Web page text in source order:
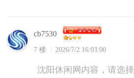
cb7530
7 楼 2026/7/2 16:03:00
沈阳休闲网内容，请选择